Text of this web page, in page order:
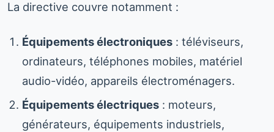
La directive couvre notamment :
Équipements électroniques : téléviseurs,
ordinateurs, téléphones mobiles, matériel
audio-vidéo, appareils électroménagers.
Équipements électriques : moteurs,
générateurs, équipements industriels,